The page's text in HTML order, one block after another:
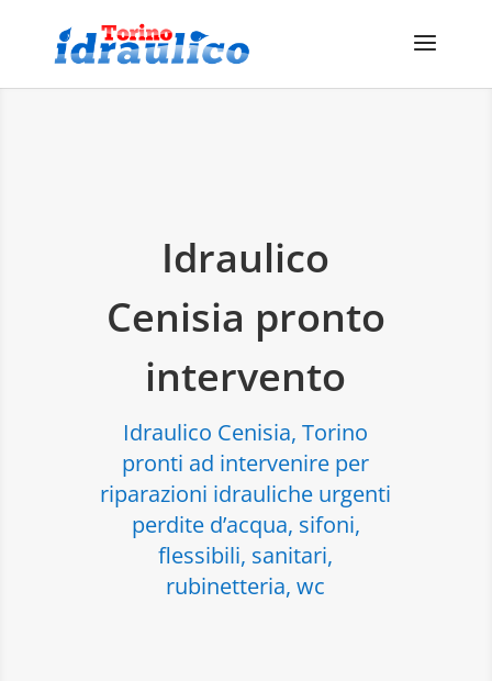
Idraulico
Cenisia pronto
intervento
Idraulico Cenisia, Torino
pronti ad intervenire per
riparazioni idrauliche urgenti
perdite d’acqua, sifoni,
flessibili, sanitari,
rubinetteria, wc